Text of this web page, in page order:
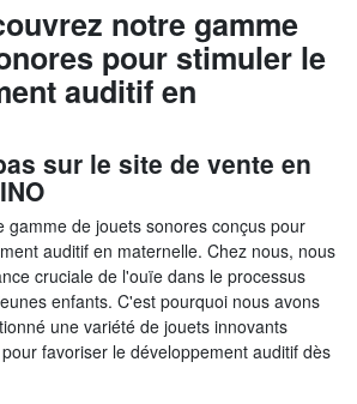
notre gamme
pour stimuler le
auditif en
sur le site de vente en
gamme de jouets sonores conçus pour
auditif en maternelle. Chez nous, nous
cruciale de l'ouïe dans le processus
enfants. C'est pourquoi nous avons
une variété de jouets innovants
favoriser le développement auditif dès